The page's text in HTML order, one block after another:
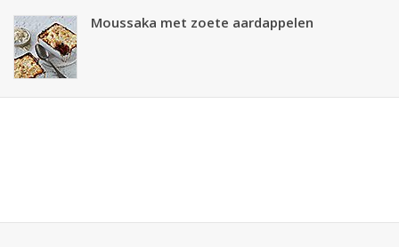
Moussaka met zoete aardappelen